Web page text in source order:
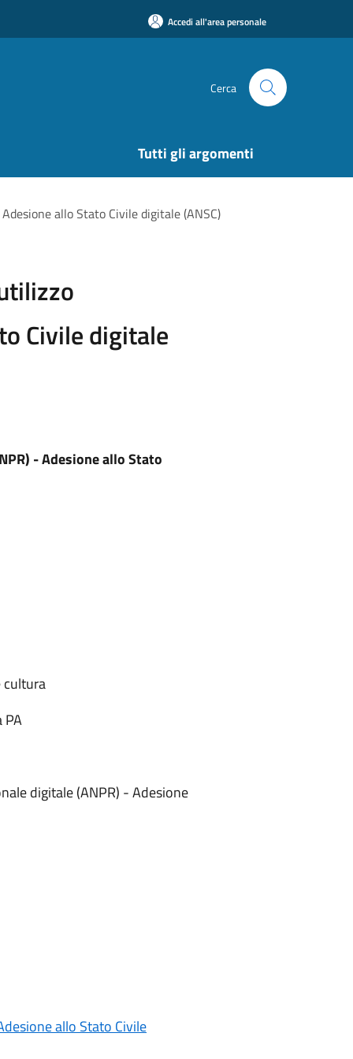
Accedi all'area personale
Cerca
Tutti gli argomenti
allo Stato Civile digitale (ANSC)
Civile digitale
- Adesione allo Stato
cultura
PA
digitale (ANPR) - Adesione
allo Stato Civile